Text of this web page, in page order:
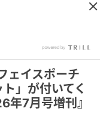
ェイスポーチ
」が付いてく
7月号増刊』